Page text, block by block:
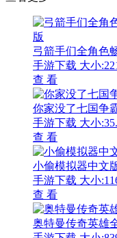
弓箭手们全角色
手游下载 大小
查 看
你家没了七国争
手游下载 大小
查 看
小偷模拟器中文
手游下载 大小
查 看
奥特曼传奇英雄